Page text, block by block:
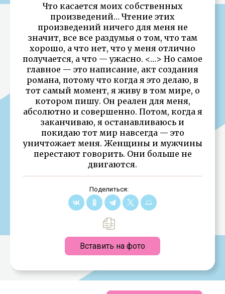
Что касается моих собственных
произведений… Чтение этих
произведений ничего для меня не
значит, все все раздумья о том, что там
хорошо, а что нет, что у меня отлично
получается, а что — ужасно. <…> Но самое
главное — это написание, акт создания
романа, потому что когда я это делаю, в
тот самый момент, я живу в том мире, о
котором пишу. Он реален для меня,
абсолютно и совершенно. Потом, когда я
заканчиваю, я останавливаюсь и
покидаю тот мир навсегда — это
уничтожает меня. Женщины и мужчины
перестают говорить. Они больше не
двигаются.
Поделиться:
Вставить на фото